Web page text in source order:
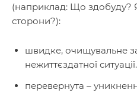
(наприклад: Що здобуду?
сторони?):
швидке, очищувальне
нежиттєздатної
перевернута –